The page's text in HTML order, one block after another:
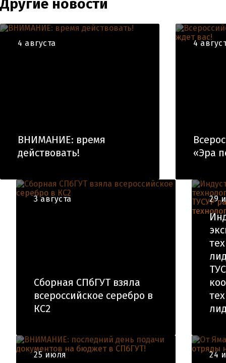
Другие новости
4 августа
ВНИМАНИЕ: время
действовать!
4
«Эра
3 августа
Сборная СПбГУТ взяла
всероссийское серебро в
КС2
29
25 июля 24